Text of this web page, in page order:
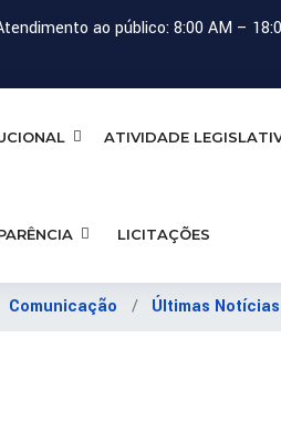
ao público: 8:00 AM –
ATIVIDADE
LICITAÇÕES
Comunicação Últimas Notícias